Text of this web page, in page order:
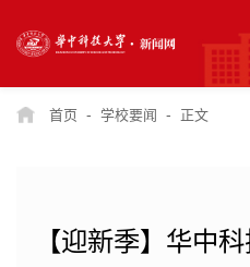
首页 - 学校要闻 - 正文
【迎新季】华中